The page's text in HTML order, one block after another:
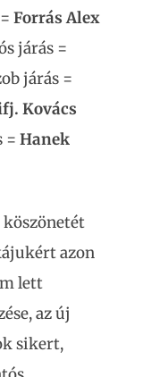
Forrás Alex
járás =
járás =
Kovács
= Hanek
azon
lett
az új
sikert,